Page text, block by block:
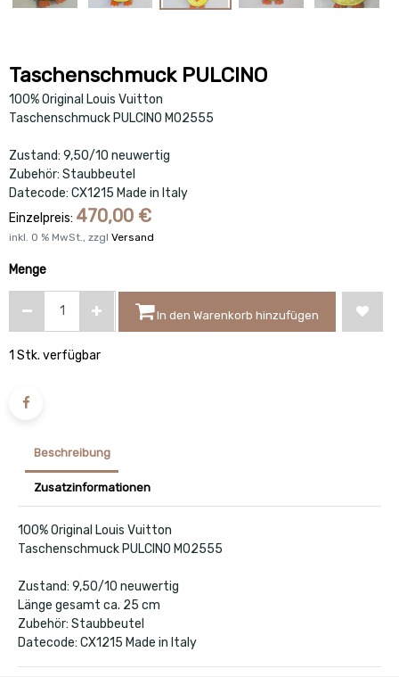
Taschenschmuck PULCINO
100% Original Louis Vuitton
Taschenschmuck PULCINO M02555
Zustand: 9,50/10 neuwertig
Zubehör: Staubbeutel
Datecode: CX1215 Made in Italy
Einzelpreis: 470,00 €
inkl. 0 % MwSt., zzgl Versand
Menge
In den Warenkorb hinzufügen
1 Stk. verfügbar
Beschreibung
Zusatzinformationen
100% Original Louis Vuitton
Taschenschmuck PULCINO M02555
Zustand: 9,50/10 neuwertig
Länge gesamt ca. 25 cm
Zubehör: Staubbeutel
Datecode: CX1215 Made in Italy